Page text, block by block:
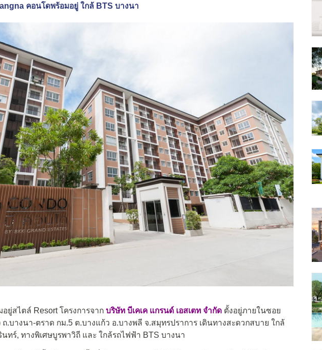
คอนโดพร้อมอยู่ ใกล้ BTS บางนา
ยู่สไตล์ Resort โครงการจาก บริษัท บีเคเค แกรนด์ เอสเตท จำกัด ตั้งอยู่ภายในซอย
.บางนา-ตราด กม.5 ต.บางแก้ว อ.บางพลี จ.สมุทรปราการ เดินทางสะดวกสบาย ใกล้
ร์, ทางพิเศษบูรพาวิถี และ ใกล้รถไฟฟ้า BTS บางนา